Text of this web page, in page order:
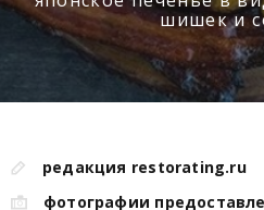
шишек и
редакция restorating.ru
фотографии